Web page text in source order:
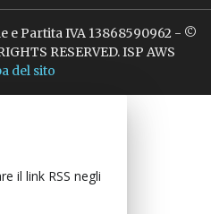
e Partita IVA 13868590962 - ©
RESERVED. ISP AWS
del sito
il link RSS negli